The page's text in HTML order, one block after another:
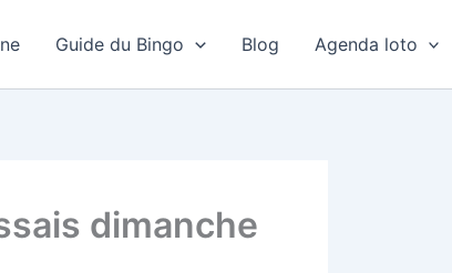
Guide du Bingo Blog Agenda loto
dimanche